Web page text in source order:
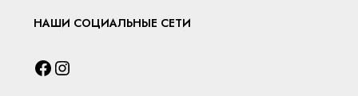
НАШИ СОЦИАЛЬНЫЕ СЕТИ